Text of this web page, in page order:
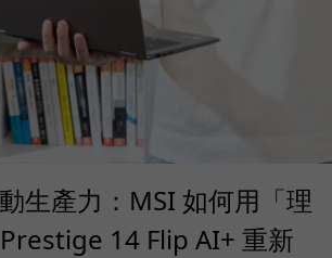
生產力：MSI 如何用「理
14 Flip AI+ 重新